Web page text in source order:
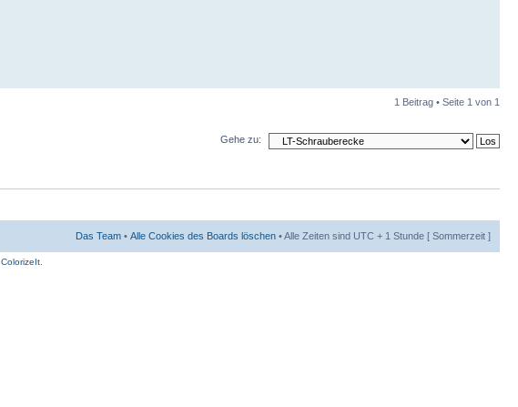
1 Beitrag • Seite 1 von 1
Gehe zu:
Das Team • Alle Cookies des Boards löschen • Alle Zeiten sind UTC + 1 Stunde [ Sommerzeit ]
ColorizeIt.